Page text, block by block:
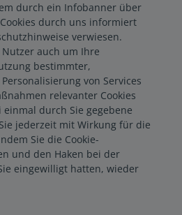
durch ein Infobanner über
durch uns informiert
verwiesen.
auch um Ihre
bestimmter,
von Services
relevanter Cookies
durch Sie gegebene
jederzeit mit Wirkung für die
Sie die Cookie-
und den Haken bei der
eingewilligt hatten, wieder